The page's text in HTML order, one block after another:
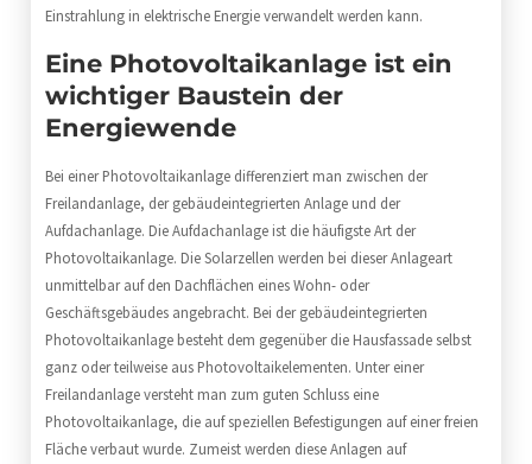
Einstrahlung in elektrische Energie verwandelt werden kann.
Eine Photovoltaikanlage ist ein
wichtiger Baustein der
Energiewende
Bei einer Photovoltaikanlage differenziert man zwischen der
Freilandanlage, der gebäudeintegrierten Anlage und der
Aufdachanlage. Die Aufdachanlage ist die häufigste Art der
Photovoltaikanlage. Die Solarzellen werden bei dieser Anlageart
unmittelbar auf den Dachflächen eines Wohn- oder
Geschäftsgebäudes angebracht. Bei der gebäudeintegrierten
Photovoltaikanlage besteht dem gegenüber die Hausfassade selbst
ganz oder teilweise aus Photovoltaikelementen. Unter einer
Freilandanlage versteht man zum guten Schluss eine
Photovoltaikanlage, die auf speziellen Befestigungen auf einer freien
Fläche verbaut wurde. Zumeist werden diese Anlagen auf